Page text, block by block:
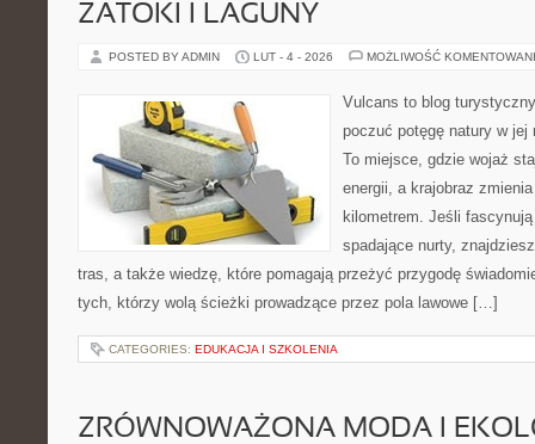
ZATOKI I LAGUNY
POSTED BY ADMIN LUT - 4 - 2026 MOŻLIWOŚĆ
Vulcans to blog
poczuć potęgę natury w jej
To miejsce, gdzie wojaż
energii, a krajobraz
kilometrem. Jeśli
spadające nurty,
tras, a także wiedzę, które pomagają przeżyć przygodę
tych, którzy wolą ścieżki prowadzące przez pola lawowe […]
CATEGORIES: EDUKACJA I SZKOLENIA
ZRÓWNOWAŻONA MODA I